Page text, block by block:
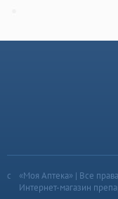
«Моя Аптека» | Все
Интернет-магазин